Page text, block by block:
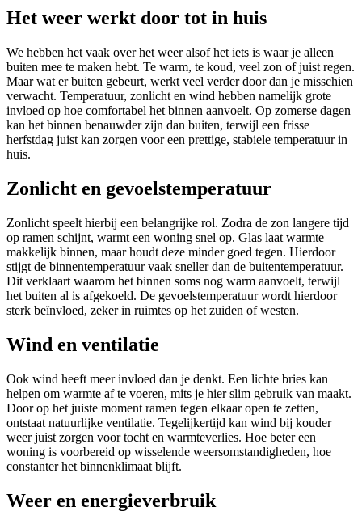
Het weer werkt door tot in huis
We hebben het vaak over het weer alsof het iets is waar je alleen
buiten mee te maken hebt. Te warm, te koud, veel zon of juist regen.
Maar wat er buiten gebeurt, werkt veel verder door dan je misschien
verwacht. Temperatuur, zonlicht en wind hebben namelijk grote
invloed op hoe comfortabel het binnen aanvoelt. Op zomerse dagen
kan het binnen benauwder zijn dan buiten, terwijl een frisse
herfstdag juist kan zorgen voor een prettige, stabiele temperatuur in
huis.
Zonlicht en gevoelstemperatuur
Zonlicht speelt hierbij een belangrijke rol. Zodra de zon langere tijd
op ramen schijnt, warmt een woning snel op. Glas laat warmte
makkelijk binnen, maar houdt deze minder goed tegen. Hierdoor
stijgt de binnentemperatuur vaak sneller dan de buitentemperatuur.
Dit verklaart waarom het binnen soms nog warm aanvoelt, terwijl
het buiten al is afgekoeld. De gevoelstemperatuur wordt hierdoor
sterk beïnvloed, zeker in ruimtes op het zuiden of westen.
Wind en ventilatie
Ook wind heeft meer invloed dan je denkt. Een lichte bries kan
helpen om warmte af te voeren, mits je hier slim gebruik van maakt.
Door op het juiste moment ramen tegen elkaar open te zetten,
ontstaat natuurlijke ventilatie. Tegelijkertijd kan wind bij kouder
weer juist zorgen voor tocht en warmteverlies. Hoe beter een
woning is voorbereid op wisselende weersomstandigheden, hoe
constanter het binnenklimaat blijft.
Weer en energieverbruik